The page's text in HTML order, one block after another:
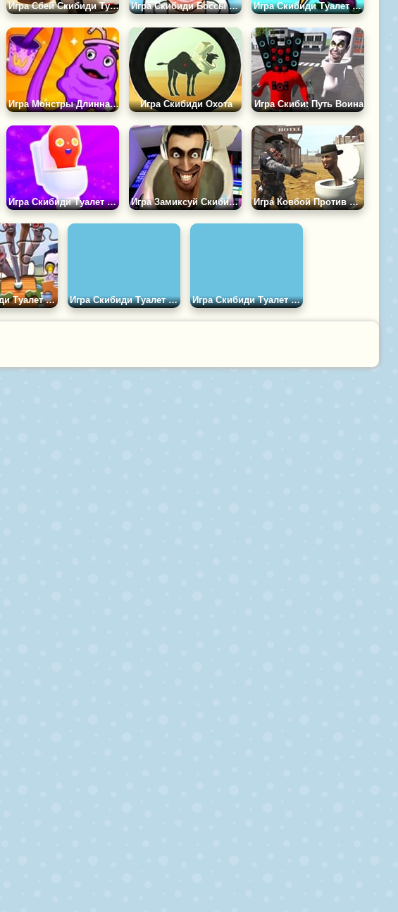
Игра Сбей Скибиди Туалет Игра Скибиди Боссы vs Камерамены Игра Скибиди Туалет Против Варио
Игра Монстры Длинная Шея: Выживание Скибиди Туалета Игра Скибиди Охота Игра Скиби: Путь Воина
Игра Скибиди Туалет ИО Игра Замиксуй Скибиди Трек Игра Ковбой Против Скибиди Туалетов
Игра Скибиди Туалет Головоломка с Пазлами Игра Скибиди Туалет Футбольная Голова Игра Скибиди Туалет Файт: Слияние Армии Камераменов